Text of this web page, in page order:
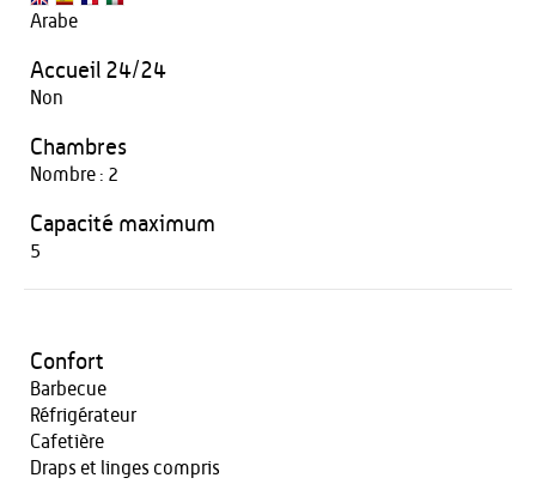
Arabe
Accueil 24/24
Non
Chambres
Nombre : 2
Capacité maximum
5
Confort
Barbecue
Réfrigérateur
Cafetière
Draps et linges compris